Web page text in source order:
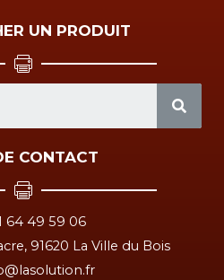
UN PRODUIT
CONTACT
64 49 59 06
91620 La Ville du Bois